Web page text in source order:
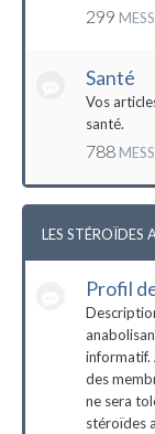
299
Santé
Vos
santé.
788
LES STÉROÏDES
Profil
informatif.
des
ne sera
stéroïdes